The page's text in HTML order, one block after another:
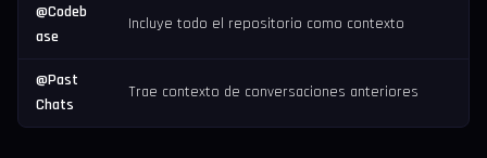
@Codeb
ase
Incluye todo el repositorio como contexto
@Past
Chats
Trae contexto de conversaciones anteriores